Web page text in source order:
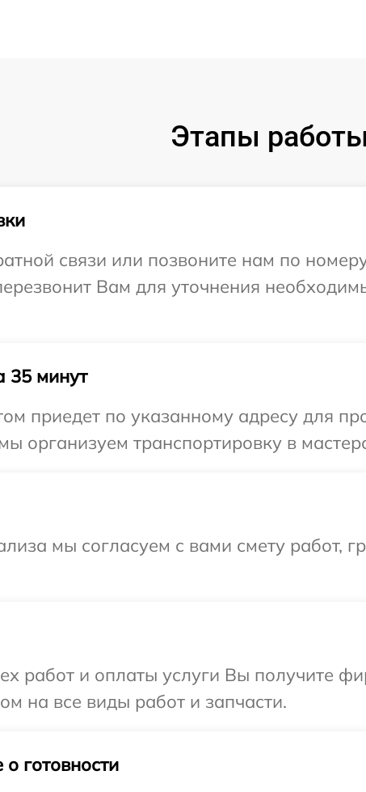
Этапы работы
связи или позвоните нам по
Вам для уточнения
35 минут
приедет по указанному адресу для
организуем транспортировку в
мы согласуем с вами смету работ,
работ и оплаты услуги Вы получите
на все виды работ и запчасти.
готовности